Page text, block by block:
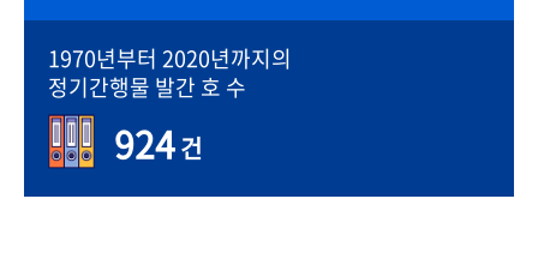
1970년부터 2020년까지의
정기간행물 발간 호 수
924건